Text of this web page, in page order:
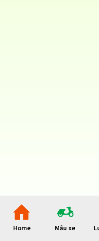
Home Mẫu xe